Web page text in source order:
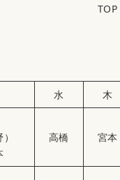
TOP
水 木
高橋 宮本